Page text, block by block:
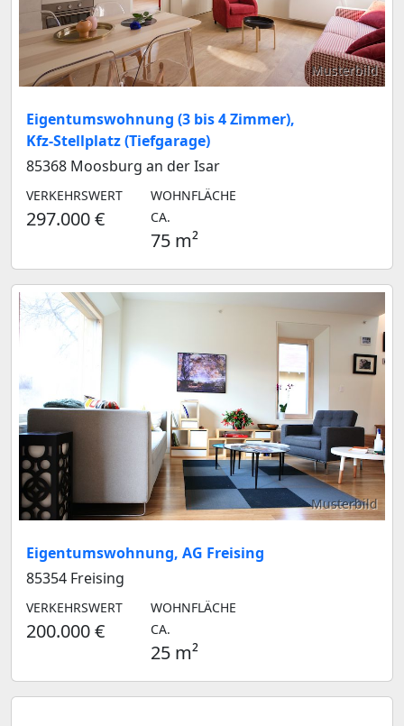
Musterbild
Eigentumswohnung (3 bis 4 Zimmer),
Kfz-Stellplatz (Tiefgarage)
85368 Moosburg an der Isar
VERKEHRSWERT
297.000 €
WOHNFLÄCHE
CA.
75 m²
Musterbild
Eigentumswohnung, AG Freising
85354 Freising
VERKEHRSWERT
200.000 €
WOHNFLÄCHE
CA.
25 m²